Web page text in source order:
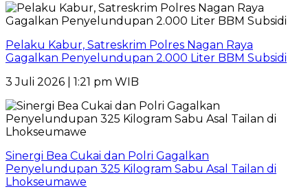
Pelaku Kabur, Satreskrim Polres Nagan Raya
Gagalkan Penyelundupan 2.000 Liter BBM Subsidi
3 Juli 2026 | 1:21 pm WIB
Sinergi Bea Cukai dan Polri Gagalkan
Penyelundupan 325 Kilogram Sabu Asal Tailan di
Lhokseumawe